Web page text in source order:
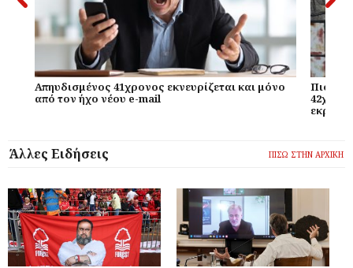
Απηυδισμένος 41χρονος εκνευρίζεται και μόνο
από τον ήχο νέου e-mail
Πιο
Άλλες Ειδήσεις ΠΙΣΩ ΣΤΗΝ ΑΡΧΙΚΗ